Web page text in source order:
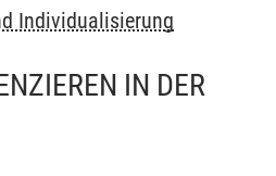
Individualisierung
IN DER